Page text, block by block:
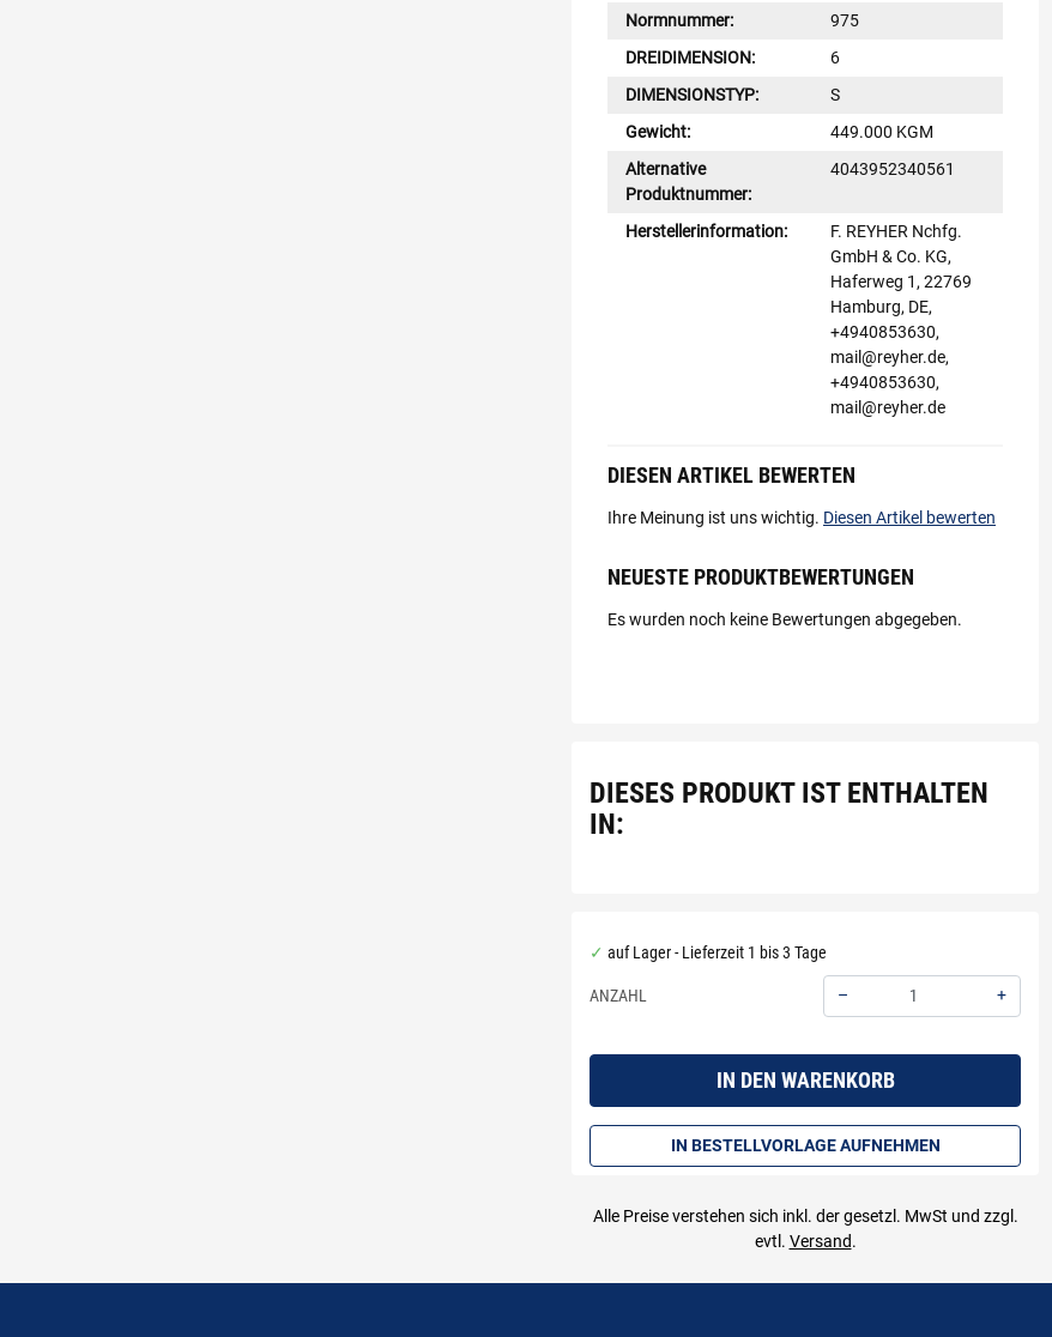
Normnummer:
975
DREIDIMENSION:
6
DIMENSIONSTYP:
S
Gewicht:
449.000 KGM
Alternative
Produktnummer:
4043952340561
Herstellerinformation:
F. REYHER Nchfg.
GmbH & Co. KG,
Haferweg 1, 22769
Hamburg, DE,
+4940853630,
mail@reyher.de,
+4940853630,
mail@reyher.de
DIESEN ARTIKEL BEWERTEN
Ihre Meinung ist uns wichtig. Diesen Artikel bewerten
NEUESTE PRODUKTBEWERTUNGEN
Es wurden noch keine Bewertungen abgegeben.
DIESES PRODUKT IST ENTHALTEN
IN:
auf Lager - Lieferzeit 1 bis 3 Tage
ANZAHL –
+
IN DEN WARENKORB
IN BESTELLVORLAGE AUFNEHMEN
Alle Preise verstehen sich inkl. der gesetzl. MwSt und zzgl.
evtl. Versand.